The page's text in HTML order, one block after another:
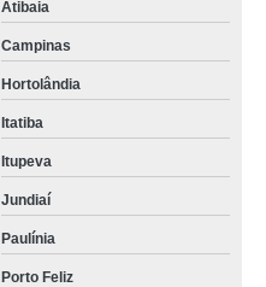
Atibaia
Campinas
Hortolândia
Itatiba
Itupeva
Jundiaí
Paulínia
Porto Feliz